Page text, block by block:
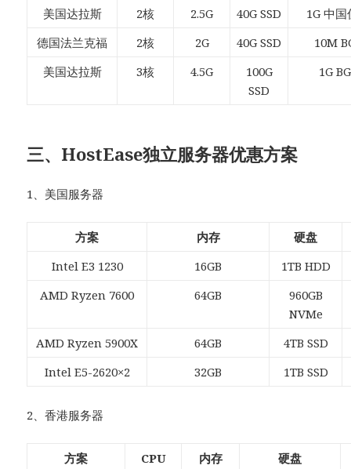
美国达拉斯
2核 2.5G 40G SSD
1G 中
德国法兰克福
2核 2G 40G SSD
10M
美国达拉斯
3核 4.5G
100G
SSD
1G
三、HostEase独立服务器优惠方案
1、美国服务器
方案 内存
硬盘
Intel E3 1230
16GB
1TB HDD
AMD Ryzen 7600
64GB
960GB
NVMe
AMD Ryzen 5900X
64GB
4TB SSD
Intel E5-2620×2
32GB 1TB SSD
2、香港服务器
方案 CPU 内存
硬盘